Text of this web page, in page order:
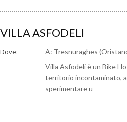
VILLA ASFODELI
Dove:
A: Tresnuraghes
Villa Asfodeli è un Bike
territorio incontaminato,
sperimentare u